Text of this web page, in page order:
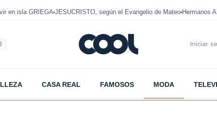
en isla GRIEGA JESUCRISTO, según el Evangelio de Mateo Hermanos
Iniciar
CASA REAL FAMOSOS MODA